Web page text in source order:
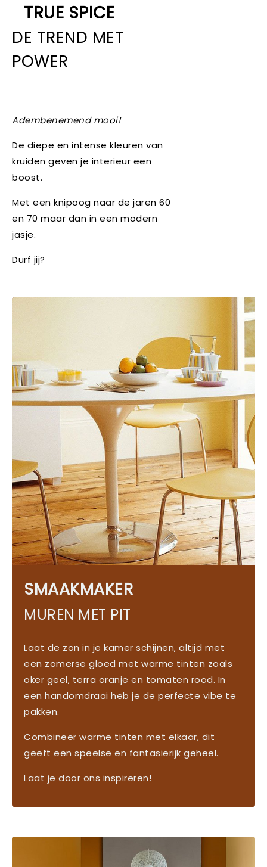
TRUE SPICE
DE TREND MET
POWER
Adembenemend mooi!
De diepe en intense kleuren van
kruiden geven je interieur een
boost.
Met een knipoog naar de jaren 60
en 70 maar dan in een modern
jasje.
Durf jij?
SMAAKMAKER
MUREN MET PIT
Laat de zon in je kamer schijnen, altijd met
een zomerse gloed met warme tinten zoals
oker geel, terra oranje en tomaten rood. In
een handomdraai heb je de perfecte vibe te
pakken.
Combineer warme tinten met elkaar, dit
geeft een speelse en fantasierijk geheel.
Laat je door ons inspireren!